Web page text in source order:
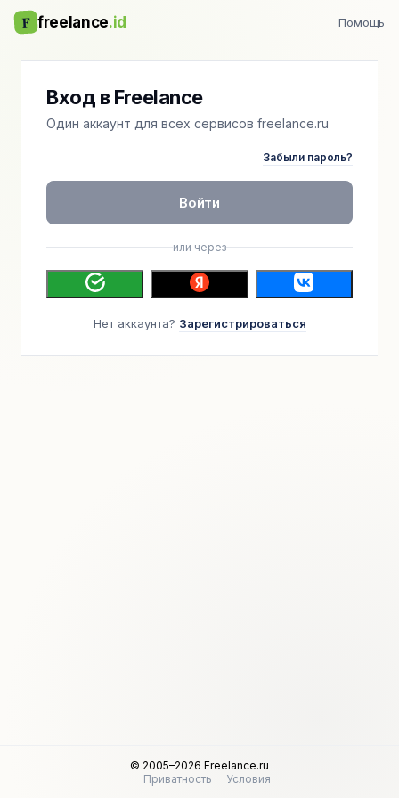
F freelance.id Помощь
Вход в Freelance
Один аккаунт для всех сервисов freelance.ru
Забыли пароль?
Войти
или через
Нет аккаунта? Зарегистрироваться
© 2005–2026 Freelance.ru
Приватность
Условия